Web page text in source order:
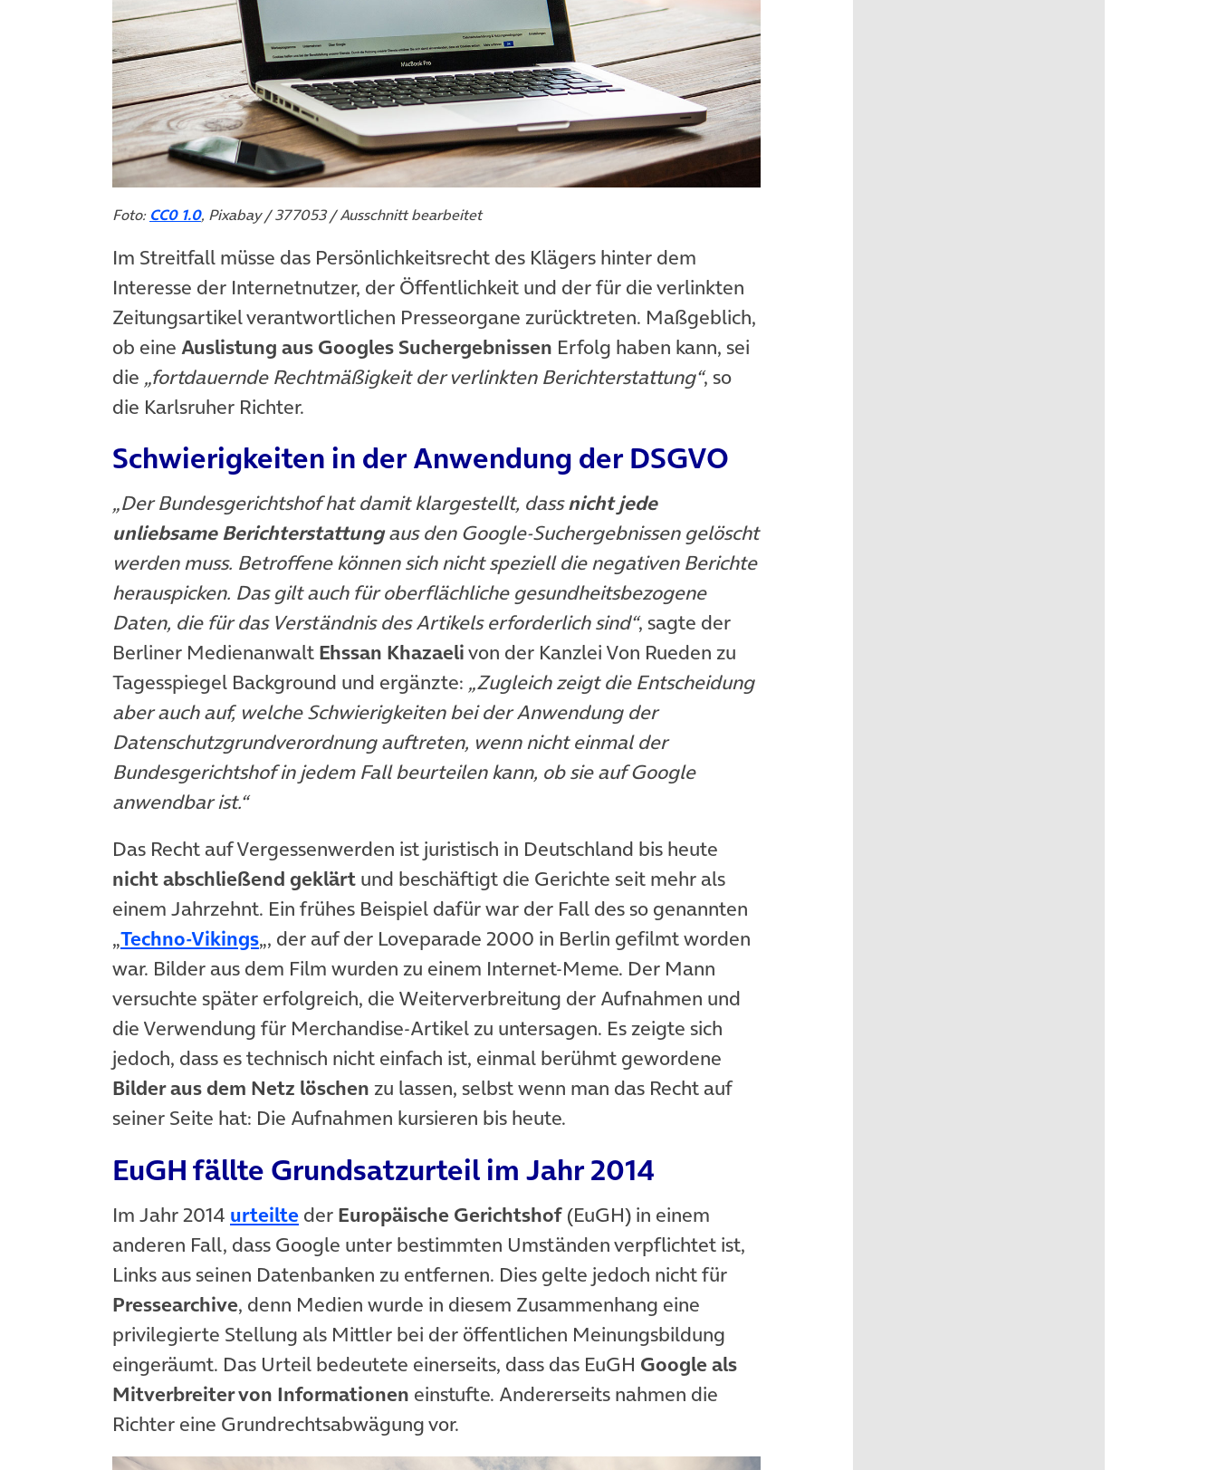
Foto: CC0 1.0, Pixabay / 377053 / Ausschnitt bearbeitet
Im Streitfall müsse das Persönlichkeitsrecht des Klägers hinter dem
Interesse der Internetnutzer, der Öffentlichkeit und der für die verlinkten
Zeitungsartikel verantwortlichen Presseorgane zurücktreten. Maßgeblich,
ob eine Auslistung aus Googles Suchergebnissen Erfolg haben kann, sei
die „fortdauernde Rechtmäßigkeit der verlinkten Berichterstattung“, so
die Karlsruher Richter.
Schwierigkeiten in der Anwendung der DSGVO
„Der Bundesgerichtshof hat damit klargestellt, dassnicht jede
unliebsame Berichterstattungaus den Google-Suchergebnissen gelöscht
werden muss. Betroffene können sich nicht speziell die negativen Berichte
herauspicken. Das gilt auch für oberflächliche gesundheitsbezogene
Daten, die für das Verständnis des Artikels erforderlich sind“, sagte der
Berliner Medienanwalt Ehssan Khazaelivon der Kanzlei Von Rueden zu
Tagesspiegel Background und ergänzte: „Zugleich zeigt die Entscheidung
aber auch auf, welche Schwierigkeiten bei der Anwendung der
Datenschutzgrundverordnung auftreten, wenn nicht einmal der
Bundesgerichtshof in jedem Fall beurteilen kann, ob sie auf Google
anwendbar ist.“
Das Recht auf Vergessenwerden ist juristisch in Deutschland bis heute
nicht abschließend geklärt und beschäftigt die Gerichte seit mehr als
einem Jahrzehnt. Ein frühes Beispiel dafür war der Fall des so genannten
„Techno-Vikings(öffnet in neuem Tab)
„, der auf der Loveparade 2000 in Berlin gefilmt worden
war. Bilder aus dem Film wurden zu einem Internet-Meme. Der Mann
versuchte später erfolgreich, die Weiterverbreitung der Aufnahmen und
die Verwendung für Merchandise-Artikel zu untersagen. Es zeigte sich
jedoch, dass es technisch nicht einfach ist, einmal berühmt gewordene
Bilder aus dem Netz löschen zu lassen, selbst wenn man das Recht auf
seiner Seite hat: Die Aufnahmen kursieren bis heute.
EuGH fällte Grundsatzurteil im Jahr 2014
Im Jahr 2014 urteilte(öffnet in neuem Tab)
der Europäische Gerichtshof (EuGH) in einem
anderen Fall, dass Google unter bestimmten Umständen verpflichtet ist,
Links aus seinen Datenbanken zu entfernen. Dies gelte jedoch nicht für
Pressearchive, denn Medien wurde in diesem Zusammenhang eine
privilegierte Stellung als Mittler bei der öffentlichen Meinungsbildung
eingeräumt. Das Urteil bedeutete einerseits, dass das EuGH Google als
Mitverbreiter von Informationen einstufte. Andererseits nahmen die
Richter eine Grundrechtsabwägung vor.